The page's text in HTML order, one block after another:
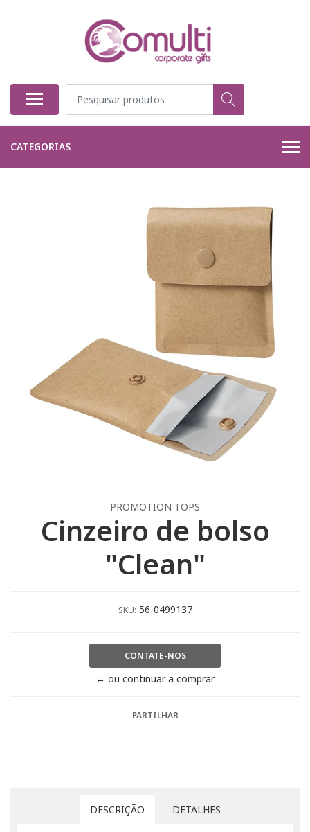
CATEGORIAS
PROMOTION TOPS
Cinzeiro de bolso
"Clean"
SKU: 56-0499137
CONTATE-NOS
← ou continuar a comprar
PARTILHAR
DESCRIÇÃO DETALHES